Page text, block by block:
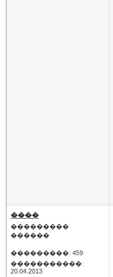
����
���������
������
���������: 459
�����������:
20.04.2013